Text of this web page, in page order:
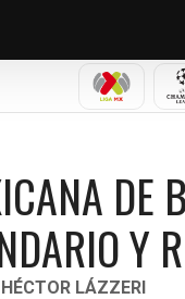
LIGA MX
Y
HÉCTOR LÁZZERI